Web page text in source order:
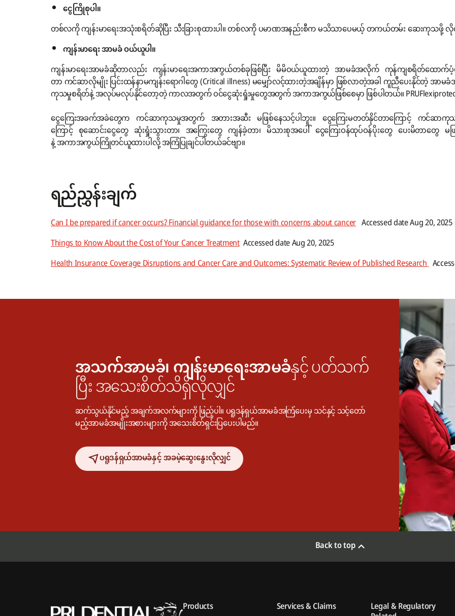
ငွေကြိုစုပါ။
တစ်လကို ကျန်းမာရေးအသုံးစရိတ်ဆိုပြီး သီးခြားစုထားပါ။ တစ်လကို ပမာဏအနည်းစီက မသိသာပေမယ့် တကယ်တမ်း ဆေးကုသဖို့ လို
ကျန်းမာရေးအာမခံဝယ်ယူပါ။
ကျန်းမာရေးအာမခံဆိုတာလည်း ကျန်းမာရေးအကာအကွယ်တစ်ခုဖြစ်ပြီး မိမိဝယ်ယူထားတဲ့ အာမခံအလိုက် ကုန်ကျစရိတ်ထောက်ပံ့
တာ ကင်ဆာလိုမျိုး ပြင်းထန်နာမကျန်းရောဂါတွေ (Critical illness) မမျှော်လင့်ထားတဲ့အချိန်မှာ ဖြစ်လာတဲ့အခါ ကူညီပေးနိုင်တဲ့ အာ
ကုသမှုစရိတ်နဲ့ အလုပ်မလုပ်နိုင်တော့တဲ့ ကာလအတွက် ဝင်ငွေဆုံးရှုံးမှုတွေအတွက် အကာအကွယ်ဖြစ်စေမှာ ဖြစ်ပါတယ်။
ငွေကြေးအခက်အခဲတွေက ကင်ဆာကုသမှုအတွက် အတားအဆီး မဖြစ်နေသင့်ပါဘူး။ ငွေကြေးမတတ်နိုင်တာကြောင့် က
ကြောင့် စုဆောင်းငွေတွေ ဆုံးရှုံးသွားတာ၊ အကြွေးတွေ ကျန်ခဲ့တာ၊ မိသားစုအပေါ် ငွေကြေးဝန်ထုပ်ဝန်ပိုးတွေ ပေးမိတာတွေ မဖြ
နဲ့ အကာအကွယ်ကြိုတင်ယူထားပါလို့ အကြံပြုချင်ပါတယ်ခင်ဗျာ။
ရည်ညွှန်းချက်
Can I be prepared if cancer occurs? Financial guidance for those with concerns about cancerAccessed date Aug 20, 2025
Things to Know About the Cost of Your Cancer TreatmentAccessed date Aug 20, 2025
Health Insurance Coverage Disruptions and Cancer Care and Outcomes: Systematic Review of Published Research
အသက်အာမခံ၊ ကျန်းမာရေးအာမခံနှင့် ပတ်သက်
ပြီး အသေးစိတ်သိရှိလိုလျှင်
ဆက်သွယ်နိုင်မည့် အချက်အလက်များကို ဖြည့်ပါ။ ပရူဒန်ရှယ်အာမခံအကြံပေးမှ သင်နှင့် သင့်တော်
မည့်အာမခံအမျိုးအစားများကို အသေးစိတ်ရှင်းပြပေးပါမည်။
ပရူဒန်ရှယ်အာမခံနှင့် အခမဲ့ဆွေး‌နွေးလိုလျှင်
Back to top
Products Services & Claims Legal & Regulatory